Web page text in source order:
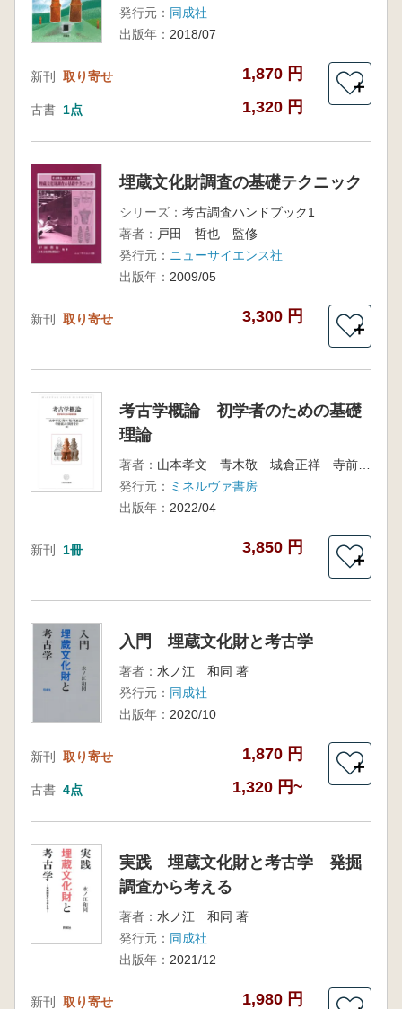
発行元： 同成社
出版年： 2018/07
新刊 取り寄せ 1,870 円
古書 1点 1,320 円
＋
埋蔵文化財調査の基礎テクニック
シリーズ： 考古調査ハンドブック1
著者： 戸田 哲也 監修
発行元： ニューサイエンス社
出版年： 2009/05
新刊 取り寄せ 3,300 円
＋
考古学概論 初学者のための基礎
理論
著者：
山本孝文 青木敬 城倉正祥 寺前直人 浜田晋介 著
発行元： ミネルヴァ書房
出版年： 2022/04
新刊 1冊 3,850 円
＋
入門 埋蔵文化財と考古学
著者： 水ノ江 和同 著
発行元： 同成社
出版年： 2020/10
新刊 取り寄せ 1,870 円
古書 4点 1,320 円~
＋
実践 埋蔵文化財と考古学 発掘
調査から考える
著者： 水ノ江 和同 著
発行元： 同成社
出版年： 2021/12
新刊 取り寄せ 1,980 円